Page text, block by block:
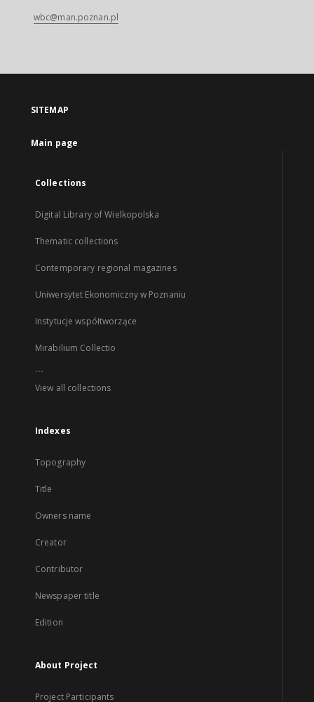
wbc@man.poznan.pl
SITEMAP
Main page
Collections
Digital Library of Wielkopolska
Thematic collections
Contemporary regional magazines
Uniwersytet Ekonomiczny w Poznaniu
Instytucje współtworzące
Mirabilium Collectio
...
View all collections
Indexes
Topography
Title
Owners name
Creator
Contributor
Newspaper title
Edition
About Project
Project Participants